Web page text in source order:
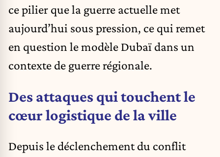
ce pilier que la guerre actuelle met
aujourd’hui sous pression, ce qui remet
en question le modèle Dubaï dans un
contexte de guerre régionale.
Des attaques qui touchent le
cœur logistique de la ville
Depuis le déclenchement du conflit